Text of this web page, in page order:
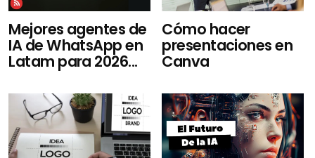
Mejores agentes de
IA de WhatsApp en
Latam para 2026...
Cómo hacer
presentaciones en
Canva